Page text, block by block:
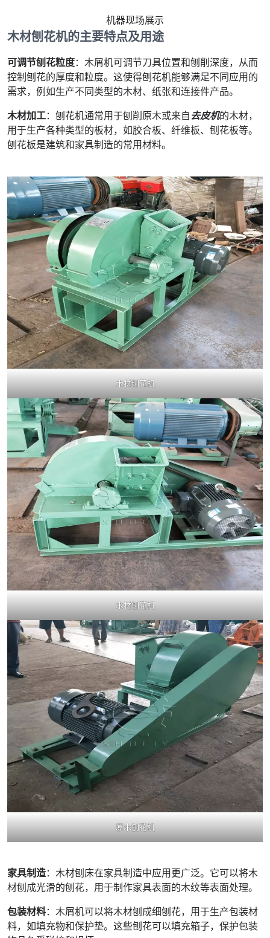
机器现场展示
木材刨花机的主要特点及用途
可调节刨花粒度：木屑机可调节刀具位置和刨削深度，从而
控制刨花的厚度和粒度。这使得刨花机能够满足不同应用的
需求，例如生产不同类型的木材、纸张和连接件产品。
木材加工：刨花机通常用于刨削原木或来自去皮机的木材，
用于生产各种类型的板材，如胶合板、纤维板、刨花板等。
刨花板是建筑和家具制造的常用材料。
木材刨花机
木材刨花机
原木刨花机
家具制造：木材刨床在家具制造中应用更广泛。它可以将木
材刨成光滑的刨花，用于制作家具表面的木纹等表面处理。
包装材料：木屑机可以将木材刨成细刨花，用于生产包装材
料，如填充物和保护垫。这些刨花可以填充箱子，保护包装